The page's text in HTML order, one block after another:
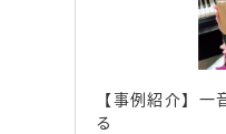
【事例紹介】
る